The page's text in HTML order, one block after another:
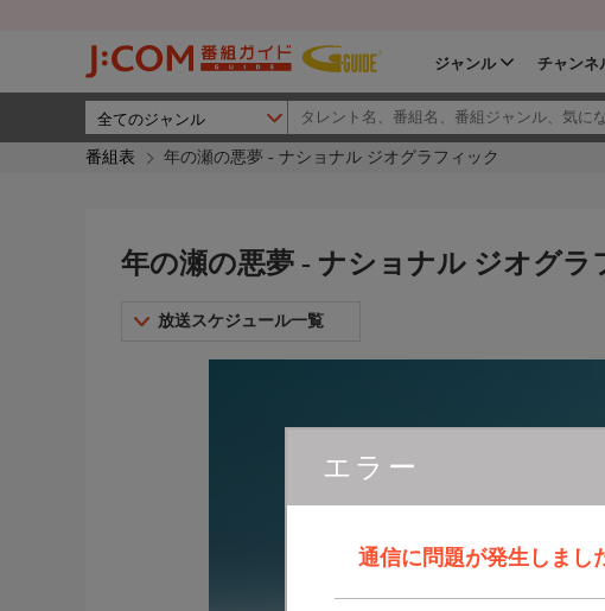
ジャンル チャンネ
番組表 年の瀬の悪夢 - ナショナル ジオグラフィック
エラー
通信に問題が発生しまし
年の瀬の悪夢 - ナショナル ジオグラ
放送スケジュール一覧